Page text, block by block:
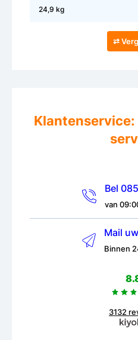
24,9 kg
⇄
Klantenservice:
Bel
van
Mail
Binnen
3132